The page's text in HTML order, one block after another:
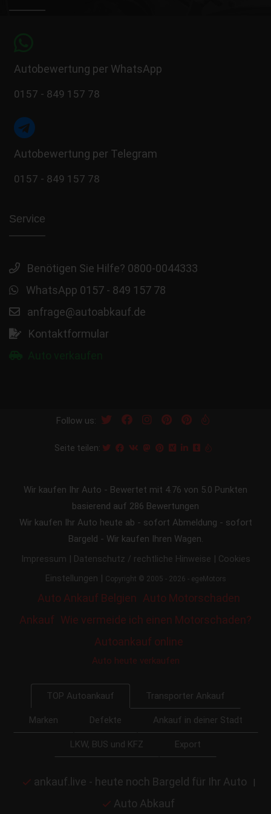
Autobewertung per WhatsApp
0157 - 849 157 78
Autobewertung per Telegram
0157 - 849 157 78
Service
Benötigen Sie Hilfe? 0800-0044333
WhatsApp 0157 - 849 157 78
anfrage@autoabkauf.de
Kontaktformular
Follow us:
Seite teilen:
Wir kaufen Ihr Auto - Bewertet mit 4.76 von 5.0 Punkten
basierend auf 286 Bewertungen
Wir kaufen Ihr Auto heute ab - sofort Abmeldung - sofort
Bargeld - Wir kaufen Ihren Wagen.
Impressum | Datenschutz / rechtliche Hinweise | Cookies
Einstellungen | Copyright © 2005 - 2026 - egeMotors
Auto Ankauf Belgien
Auto Motorschaden
Ankauf Wie vermeide ich einen Motorschaden?
Autoankauf online
Auto heute verkaufen
TOP Autoankauf Transporter Ankauf
Marken Defekte Ankauf in deiner Stadt
LKW, BUS und KFZ Export
ankauf.live - heute noch Bargeld für Ihr Auto |
Auto Abkauf